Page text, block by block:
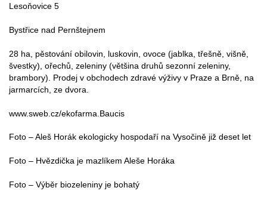
Lesoňovice 5
Bystřice nad Pernštejnem
28 ha, pěstování obilovin, luskovin, ovoce (jablka, třešně, višně,
švestky), ořechů, zeleniny (většina druhů sezonní zeleniny,
brambory). Prodej v obchodech zdravé výživy v Praze a Brně, na
jarmarcích, ze dvora.
www.sweb.cz/ekofarma.Baucis
Foto – Aleš Horák ekologicky hospodaří na Vysočině již deset let
Foto – Hvězdička je mazlíkem Aleše Horáka
Foto – Výběr biozeleniny je bohatý